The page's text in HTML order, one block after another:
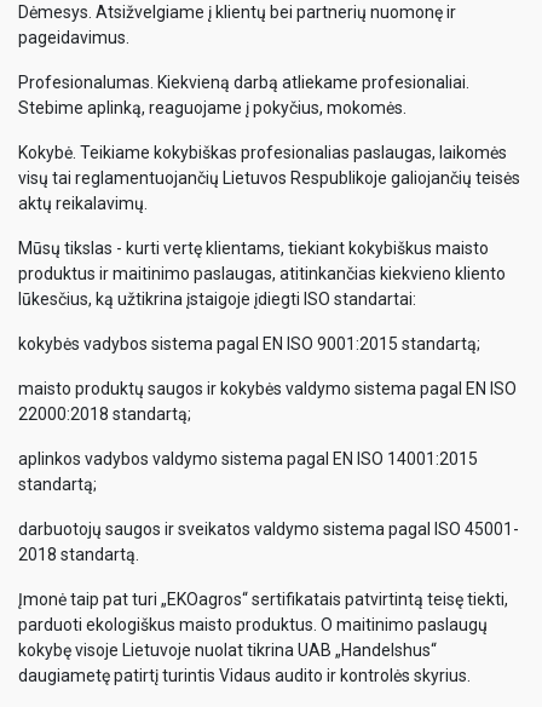
Dėmesys. Atsižvelgiame į klientų bei partnerių nuomonę ir
pageidavimus.
Profesionalumas. Kiekvieną darbą atliekame profesionaliai.
Stebime aplinką, reaguojame į pokyčius, mokomės.
Kokybė. Teikiame kokybiškas profesionalias paslaugas, laikomės
visų tai reglamentuojančių Lietuvos Respublikoje galiojančių teisės
aktų reikalavimų.
Mūsų tikslas - kurti vertę klientams, tiekiant kokybiškus maisto
produktus ir maitinimo paslaugas, atitinkančias kiekvieno kliento
lūkesčius, ką užtikrina įstaigoje įdiegti ISO standartai:
kokybės vadybos sistema pagal EN ISO 9001:2015 standartą;
maisto produktų saugos ir kokybės valdymo sistema pagal EN ISO
22000:2018 standartą;
aplinkos vadybos valdymo sistema pagal EN ISO 14001:2015
standartą;
darbuotojų saugos ir sveikatos valdymo sistema pagal ISO 45001-
2018 standartą.
Įmonė taip pat turi „EKOagros“ sertifikatais patvirtintą teisę tiekti,
parduoti ekologiškus maisto produktus. O maitinimo paslaugų
kokybę visoje Lietuvoje nuolat tikrina UAB „Handelshus“
daugiametę patirtį turintis Vidaus audito ir kontrolės skyrius.